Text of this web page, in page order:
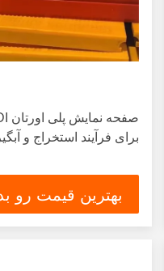
برای فرآیند استخراج و
بهترین قیمت رو